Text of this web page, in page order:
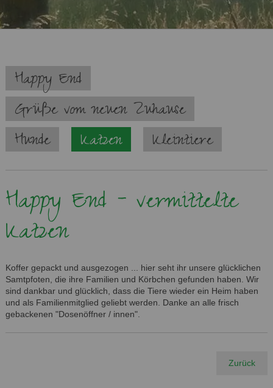
Navigation
überspringen
Happy End
Grüße vom neuen Zuhause
Hunde
Katzen Kleintiere
Happy End - vermittelte
Katzen
Koffer gepackt und ausgezogen ... hier seht ihr unsere glücklichen
Samtpfoten, die ihre Familien und Körbchen gefunden haben. Wir
sind dankbar und glücklich, dass die Tiere wieder ein Heim haben
und als Familienmitglied geliebt werden. Danke an alle frisch
gebackenen "Dosenöffner / innen".
Zurück